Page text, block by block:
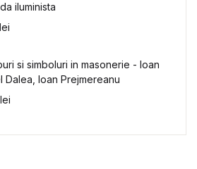
iluminista
lei
si simboluri in masonerie - Ioan
Dalea, Ioan Prejmereanu
lei